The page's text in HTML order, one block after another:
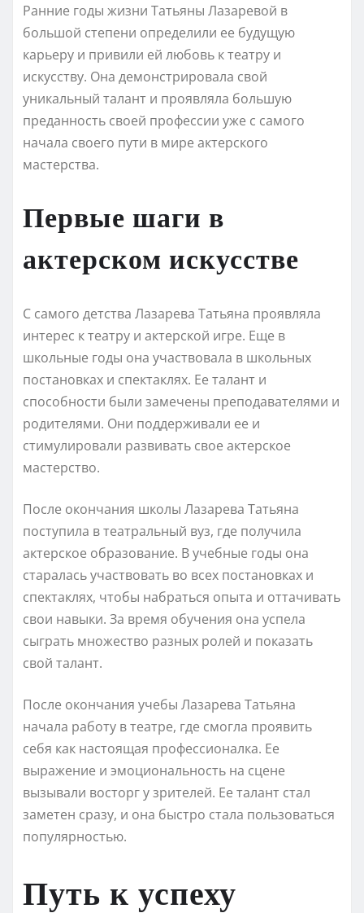
Ранние годы жизни Татьяны Лазаревой в
большой степени определили ее будущую
карьеру и привили ей любовь к театру и
искусству. Она демонстрировала свой
уникальный талант и проявляла большую
преданность своей профессии уже с самого
начала своего пути в мире актерского
мастерства.
Первые шаги в
актерском искусстве
С самого детства Лазарева Татьяна проявляла
интерес к театру и актерской игре. Еще в
школьные годы она участвовала в школьных
постановках и спектаклях. Ее талант и
способности были замечены преподавателями и
родителями. Они поддерживали ее и
стимулировали развивать свое актерское
мастерство.
После окончания школы Лазарева Татьяна
поступила в театральный вуз, где получила
актерское образование. В учебные годы она
старалась участвовать во всех постановках и
спектаклях, чтобы набраться опыта и оттачивать
свои навыки. За время обучения она успела
сыграть множество разных ролей и показать
свой талант.
После окончания учебы Лазарева Татьяна
начала работу в театре, где смогла проявить
себя как настоящая профессионалка. Ее
выражение и эмоциональность на сцене
вызывали восторг у зрителей. Ее талант стал
заметен сразу, и она быстро стала пользоваться
популярностью.
Путь к успеху